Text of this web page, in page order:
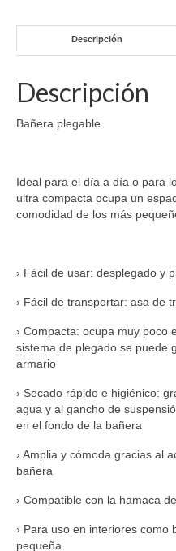
Descripción
Descripción
Bañera plegable
Ideal para el día a día o para
ultra compacta ocupa un
comodidad de los más
› Fácil de usar: desplegado y
› Fácil de transportar: asa de
› Compacta: ocupa muy poco
sistema de plegado se puede
armario
› Secado rápido e higiénico:
agua y al gancho de
en el fondo de la bañera
› Amplia y cómoda gracias al
bañera
› Compatible con la hamaca
› Para uso en interiores como
pequeña